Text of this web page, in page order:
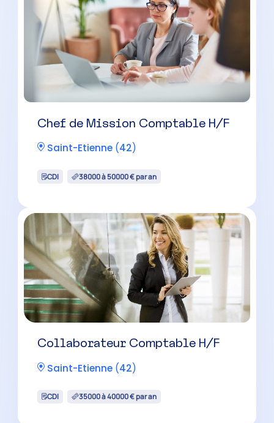
Chef de Mission Comptable H/F
Saint-Etienne (42)
CDI 38000 à 50000 € par an
Collaborateur Comptable H/F
Saint-Etienne (42)
CDI 35000 à 40000 € par an